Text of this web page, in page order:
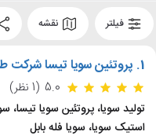
فیلتر نقشه
1. پروتئین سویا تیسا شرکت
5.0 (1 نظر)
تولید سویا، پروتئین سویا تیسا،
استیک سویا، سویا فله بابل